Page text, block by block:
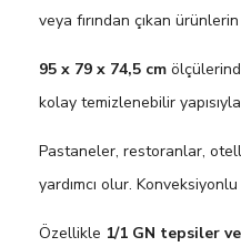
veya fırından çıkan
95 x 79 x 74,5 cm
kolay temizlenebilir
Pastaneler, restoranlar,
yardımcı olur.
Özellikle 1/1 GN tepsiler